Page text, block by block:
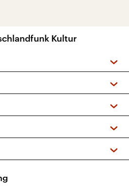
Kultur
Podcasts
+ DAB+)